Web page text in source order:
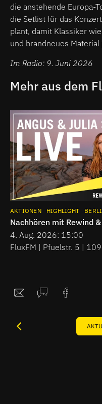
die anstehende Europa-
die Setlist für das
plant, damit Klassiker
und brandneues
Im Radio: 9. Juni 2026
Mehr aus dem
AKTIONEN HIGHLIGHT
4. Aug. 2026: 15:00
FluxFM | Pfuelstr. 5 |